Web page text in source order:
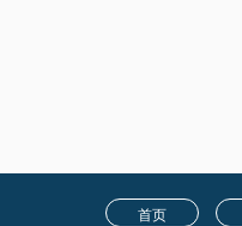
首页